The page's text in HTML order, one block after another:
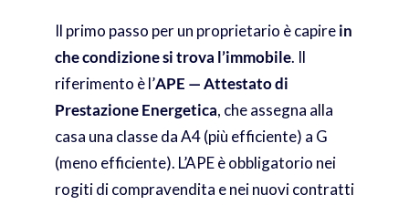
Il primo passo per un proprietario è capirein
che condizione si trova l’immobile. Il
riferimento è l’APE — Attestato di
Prestazione Energetica, che assegna alla
casa una classe da A4 (più efficiente) a G
(meno efficiente). L’APE è obbligatorio nei
rogiti di compravendita e nei nuovi contratti